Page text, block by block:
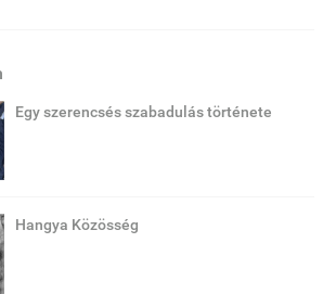
Egy szerencsés szabadulás története
Hangya Közösség